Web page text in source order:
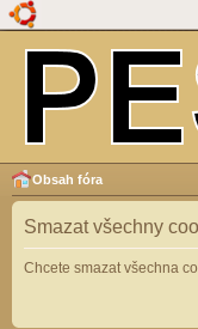
Obsah fóra
Smazat všechny
Chcete smazat všechna